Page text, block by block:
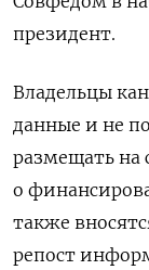
президент.
Владельцы
данные и не
размещать на
о
также
репост